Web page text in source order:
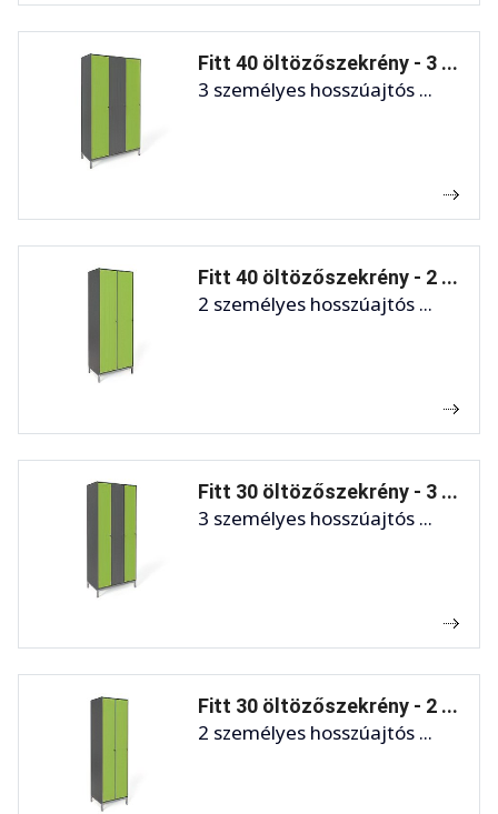
Fitt 40 öltözőszekrény - 3 ...
3 személyes hosszúajtós ...
Fitt 40 öltözőszekrény - 2 ...
2 személyes hosszúajtós ...
Fitt 30 öltözőszekrény - 3 ...
3 személyes hosszúajtós ...
Fitt 30 öltözőszekrény - 2 ...
2 személyes hosszúajtós ...